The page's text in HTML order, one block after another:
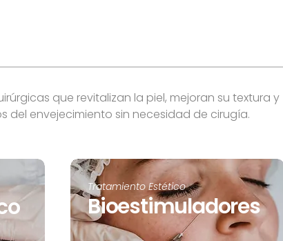
que revitalizan la piel, mejoran su textura y
del envejecimiento sin necesidad de cirugía.
Bioestimuladores
Tratamiento Estético